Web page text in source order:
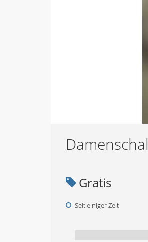
Damenschal
Gratis
Seit einiger Zeit